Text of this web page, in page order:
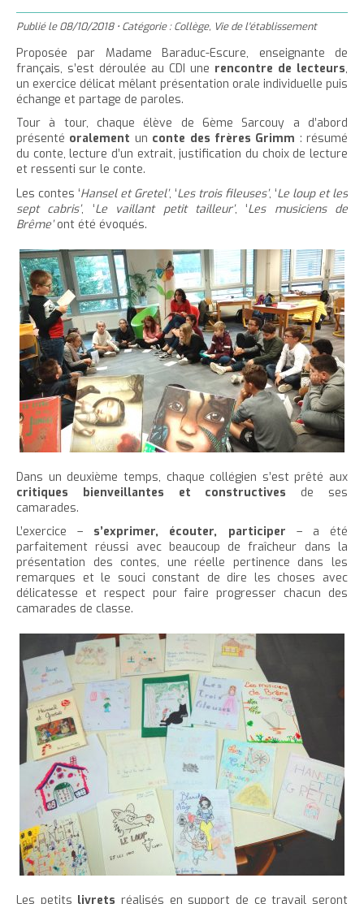
h
è
c
l
e
a
c
c
u
e
i
n
t
e
r
l
t
a
i
l
l
d
u
t
e
x
t
e
u
e
r
l
a
a
i
l
l
e
u
t
e
x
t
e
m
e
r
c
e
t
e
p
a
g
g
e
r
c
e
o
n
t
e
n
Publié le08/10/2018 • Catégorie :Collège, Vie de l'établissement
Proposée par Madame Baraduc-Escure, enseignante de
français, s’est déroulée au CDI une rencontre de lecteurs,
un exercice délicat mêlant présentation orale individuelle puis
échange et partage de paroles.
Tour à tour, chaque élève de 6ème Sarcouy a d’abord
présenté oralement un conte des frères Grimm : résumé
du conte, lecture d’un extrait, justification du choix de lecture
et ressenti sur le conte.
Les contes ‘Hansel et Gretel’, ‘Les trois fileuses’, ‘Le loup et les
sept cabris’, ‘Le vaillant petit tailleur’, ‘Les musiciens de
Brême’ont été évoqués.
Dans un deuxième temps, chaque collégien s’est prêté aux
critiques bienveillantes et constructives de ses
camarades.
L’exercice – s’exprimer, écouter, participer – a été
parfaitement réussi avec beaucoup de fraîcheur dans la
présentation des contes, une réelle pertinence dans les
remarques et le souci constant de dire les choses avec
délicatesse et respect pour faire progresser chacun des
camarades de classe.
Les petits livrets réalisés en support de ce travail seront